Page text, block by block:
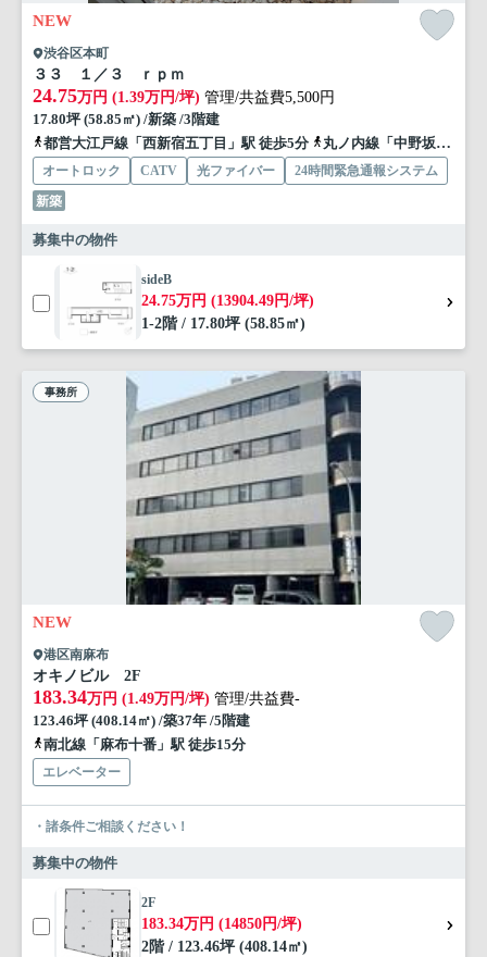
NEW
渋谷区本町
３３ １／３ ｒｐｍ
24.75万円 (1.39万円/坪) 管理/共益費5,500円
17.80坪 (58.85㎡) /新築 /3階建
都営大江戸線「西新宿五丁目」駅 徒歩5分
丸ノ内線「中野坂上」駅 徒歩14分
オートロック CATV 光ファイバー
24時間緊急通報システム
新築
募集中の物件
sideB
24.75万円 (13904.49円/坪)
1-2階 / 17.80坪 (58.85㎡)
事務所
NEW
港区南麻布
オキノビル 2F
183.34万円 (1.49万円/坪) 管理/共益費-
123.46坪 (408.14㎡) /築37年 /5階建
南北線「麻布十番」駅 徒歩15分
エレベーター
・諸条件ご相談ください！
募集中の物件
2F
183.34万円 (14850円/坪)
2階 / 123.46坪 (408.14㎡)